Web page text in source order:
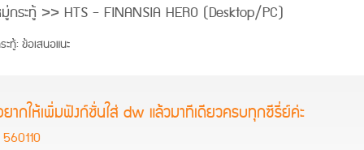
กระทู้ >> HTS - FINANSIA HERO (Desktop/PC)
ะทู้: ข้อเสนอแนะ
ากให้เพิ่มฟังก์ชั่นใส่ dw แล้วมาทีเดียวครบทุกซีรี่ย์ค่ะ
560110